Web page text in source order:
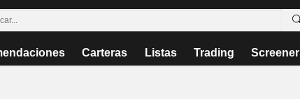
Carteras Listas Trading